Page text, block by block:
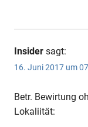
Insider sagt:
16. Juni 2017 um
Betr. Bewirtung
Lokaliität: